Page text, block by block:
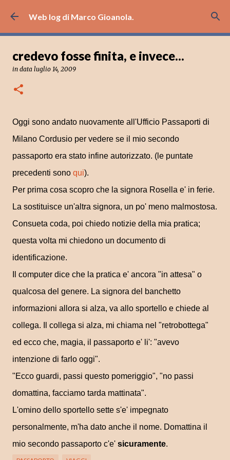
Passa ai contenuti principali
Web log di Marco Gioanola.
credevo fosse finita, e invece...
in data luglio 14, 2009
Oggi sono andato nuovamente all'Ufficio Passaporti di
Milano Cordusio per vedere se il mio secondo
passaporto era stato infine autorizzato. (le puntate
precedenti sono qui).
Per prima cosa scopro che la signora Rosella e' in ferie.
La sostituisce un'altra signora, un po' meno malmostosa.
Consueta coda, poi chiedo notizie della mia pratica;
questa volta mi chiedono un documento di
identificazione.
Il computer dice che la pratica e' ancora "in attesa" o
qualcosa del genere. La signora del banchetto
informazioni allora si alza, va allo sportello e chiede al
collega. Il collega si alza, mi chiama nel "retrobottega"
ed ecco che, magia, il passaporto e' li': "avevo
intenzione di farlo oggi".
"Ecco guardi, passi questo pomeriggio", "no passi
domattina, facciamo tarda mattinata".
L'omino dello sportello sette s'e' impegnato
personalmente, m'ha dato anche il nome. Domattina il
mio secondo passaporto c'e' sicuramente.